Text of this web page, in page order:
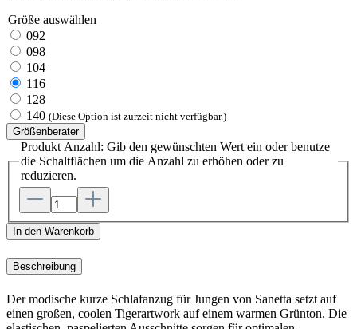
Größe auswählen
092
098
104
116
128
140 (Diese Option ist zurzeit nicht verfügbar.)
Größenberater
Produkt Anzahl: Gib den gewünschten Wert ein oder benutze
die Schaltflächen um die Anzahl zu erhöhen oder zu
reduzieren.
In den Warenkorb
Beschreibung
Der modische kurze Schlafanzug für Jungen von Sanetta setzt auf
einen großen, coolen Tigerartwork auf einem warmen Grünton. Die